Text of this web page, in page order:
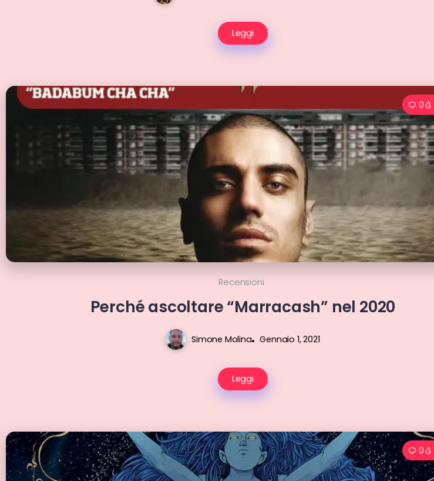
Leggi
0
Recensioni
Perché ascoltare “Marracash” nel 2020
Simone Molina Gennaio 1, 2021
Leggi
0